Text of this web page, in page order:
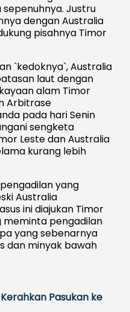
Justru
dengan Australia
pisahnya Timor
`kedoknya`, Australia
laut dengan
alam Timor
Arbitrase
pada hari Senin
sengketa
Leste dan Australia
kurang lebih
yang
Australia
ini diajukan Timor
meminta pengadilan
yang sebenarnya
dan minyak bawah
Pasukan ke